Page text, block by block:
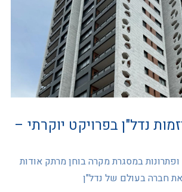
נדל"ן בפרויקט יוקרתי –
במסגרת מקרה בוחן מרתק אודות
חברה בעולם של נדל"ן